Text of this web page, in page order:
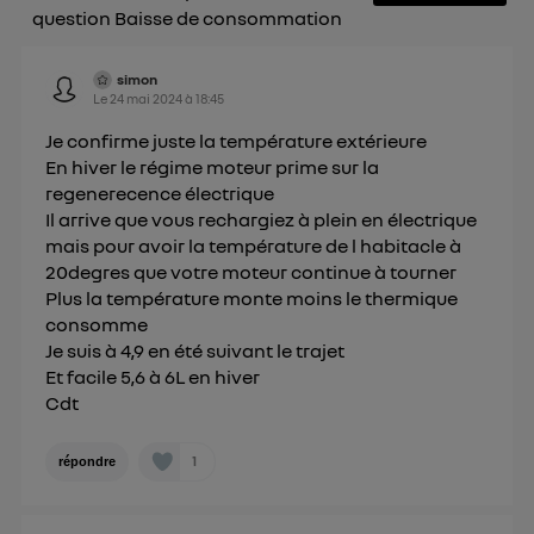
question Baisse de consommation
simon
Le 24 mai 2024à18:45
Je confirme juste la température extérieure
En hiver le régime moteur prime sur la
regenerecence électrique
Il arrive que vous rechargiez à plein en électrique
mais pour avoir la température de l habitacle à
20degres que votre moteur continue à tourner
Plus la température monte moins le thermique
consomme
Je suis à 4,9 en été suivant le trajet
Et facile 5,6 à 6L en hiver
Cdt
répondre 1
Pour uneconnexion mobile, la personnalisation sera basée
consentement surle portail d’Utiq
") ou via la page « gérer Utiq » en bas de ce site.
Pour plus d'informations, veuillez consulter
Politique d'information sur les données
personnelles d'Utiq.